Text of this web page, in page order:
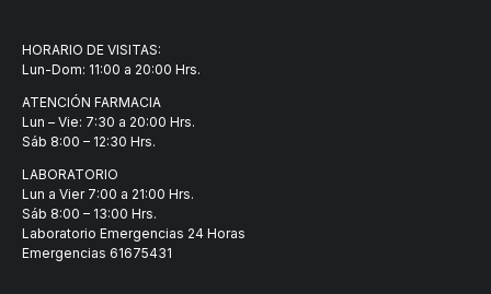
HORARIO DE VISITAS:
Lun-Dom: 11:00 a 20:00 Hrs.
ATENCIÓN FARMACIA
Lun – Vie: 7:30 a 20:00 Hrs.
Sáb 8:00 – 12:30 Hrs.
LABORATORIO
Lun a Vier 7:00 a 21:00 Hrs.
Sáb 8:00 – 13:00 Hrs.
Laboratorio Emergencias 24 Horas
Emergencias 61675431